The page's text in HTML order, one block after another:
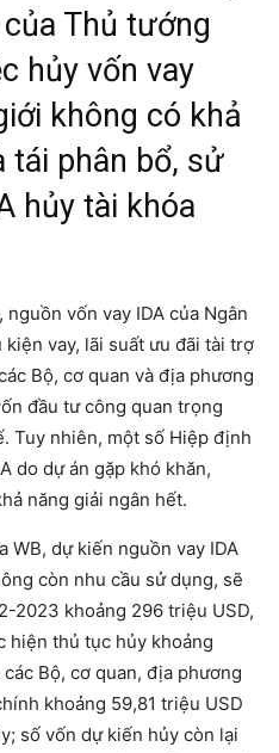
Thủ tướng
hủy vốn vay
không có khả
tái phân bổ, sử
hủy tài khóa
vốn vay IDA của Ngân
vay, lãi suất ưu đãi tài trợ
Bộ, cơ quan và địa phương
đầu tư công quan trọng
Tuy nhiên, một số Hiệp định
do dự án gặp khó khăn,
năng giải ngân hết.
WB, dự kiến nguồn vay IDA
còn nhu cầu sử dụng, sẽ
2023 khoảng 296 triệu USD,
hiện thủ tục hủy khoảng
Bộ, cơ quan, địa phương
khoảng 59,81 triệu USD
số vốn dự kiến hủy còn lại